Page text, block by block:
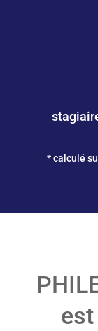
* calculé
est